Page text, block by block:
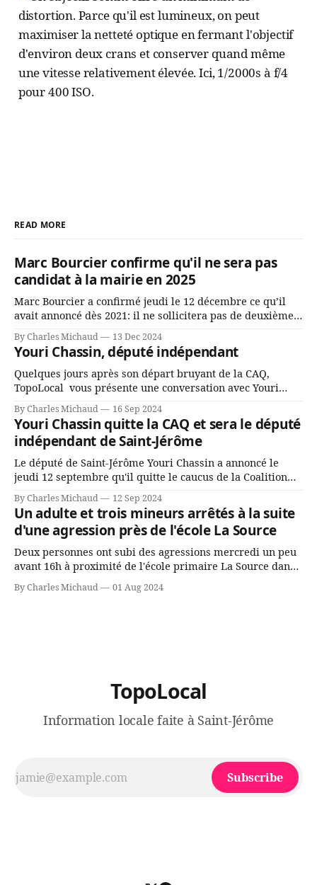
READ MORE
Marc Bourcier confirme qu'il ne sera pas
candidat à la mairie en 2025
Marc Bourcier a confirmé jeudi le 12 décembre ce qu’il
avait annoncé dès 2021: il ne sollicitera pas de deuxième
mandat à titre de maire de Saint-Jérôme. Bourcier en a
fait l’annonce en s’adressant aux employés de la ville,
rassemblés en soirée pour leur traditionnel souper
By Charles Michaud 13 Dec 2024
Youri Chassin, député indépendant
Quelques jours après son départ bruyant de la CAQ,
TopoLocal vous présente une conversation avec Youri
Chassin. Nous avons causé de sa décision. Y songeait-il
depuis longtemps? Sera-t-il candidat indépendant dans 2
ans? Joindrait-il un autre parti, par exemple les
conservateurs d’Éric Duhaime? Que lui
By Charles Michaud 16 Sep 2024
Youri Chassin quitte la CAQ et sera le député
indépendant de Saint-Jérôme
Le député de Saint-Jérôme Youri Chassin a annoncé le
jeudi 12 septembre qu'il quitte le caucus de la Coalition
Avenir Québec de François Legault parce qu'il est déçu du
gouvernement de la CAQ, surtout de son incapacité, qu'il
juge chronique, à offrir des
By Charles Michaud 12 Sep 2024
Un adulte et trois mineurs arrêtés à la suite
d'une agression près de l'école La Source
Deux personnes ont subi des agressions mercredi un peu
avant 16h à proximité de l'école primaire La Source dans
le secteur Bellefeuille de Saint-Jérôme. L'une de deux
victimes aurait été écrasée sous un véhicule et aspergée
By Charles Michaud 01 Aug 2024
TopoLocal
Information locale faite à Saint-Jérôme
Subscribe